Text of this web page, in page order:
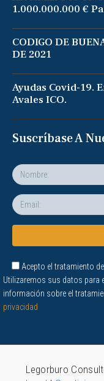
1.000.000.000 €
CODIGO DE
DE 2021
Ayudas Covid-19.
Avales ICO.
Suscríbase A
Acepto el tratamiento
Utilizaremos sus datos para
información sobre el
privacidad
Legorburo